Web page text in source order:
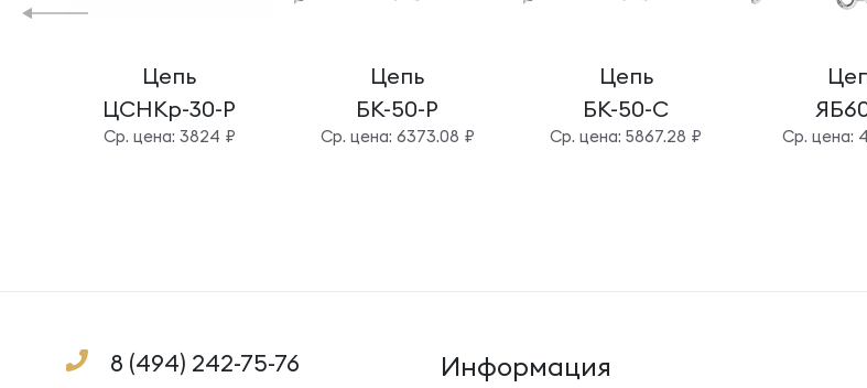
Цепь
ЦСНКр-30-Р
Cр. цена: 3824 ₽
Цепь
БК-50-Р
Cр. цена: 6373.08 ₽
Цепь
БК-50-С
Cр. цена: 5867.28 ₽ Cр. цена:
8 (494) 242-75-76 Информация